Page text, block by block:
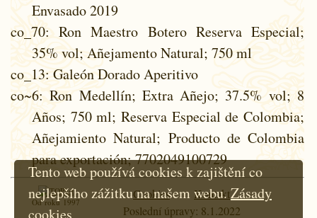
Envasado 2019
co_70: Ron Maestro Botero Reserva Especial;
35% vol; Añejamento Natural; 750 ml
co_13: Galeón Dorado Aperitivo
co~6: Ron Medellín; Extra Añejo; 37.5% vol; 8
Años; 750 ml; Reserva Especial de Colombia;
Añejamiento Natural; Producto de Colombia
para exportación; 7702049100729
Od roku 1997
Cookies
Kontakt
Poslední úpravy: 8.1.2022
Tento web používá cookies k zajištění co
nejlepšího zážitku na našem webu.Zásady
cookies